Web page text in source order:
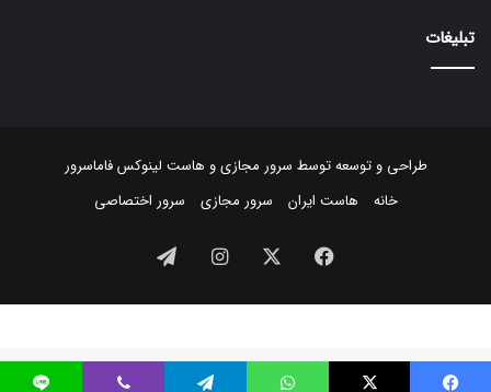
تبلیغات
طراحی و توسعه توسط سرور مجازیو هاست لینوکسفاماسرور
خانه
هاست ایران سرور مجازی سرور اختصاصی
فیسبوک ایکس اینستاگرام